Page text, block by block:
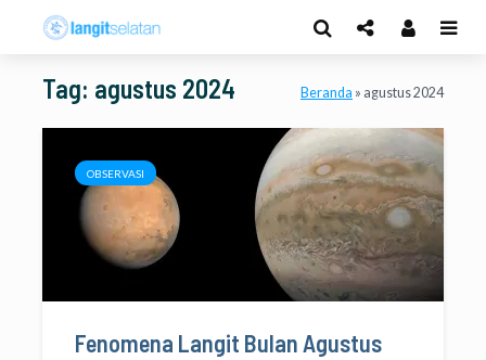
Tag: agustus 2024 Beranda » agustus 2024
OBSERVASI
Fenomena Langit Bulan Agustus